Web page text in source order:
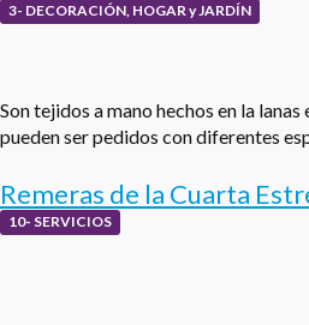
3- DECORACIÓN, HOGAR y JARDÍN
Son tejidos a mano hechos en la
pueden ser pedidos con diferentes
Remeras de la Cuarta
10- SERVICIOS